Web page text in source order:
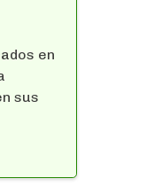
en
sus